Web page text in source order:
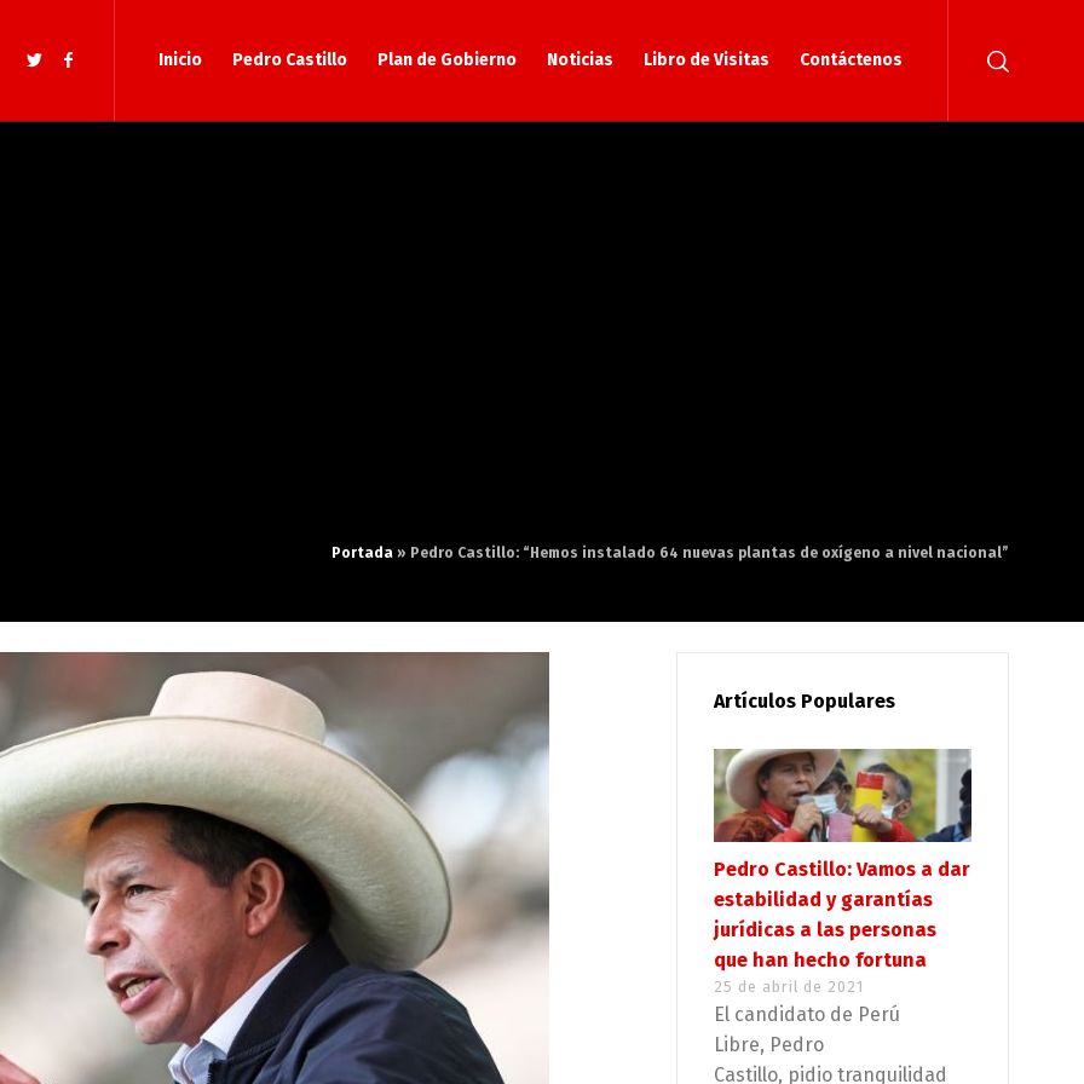
Inicio Pedro Castillo Plan de Gobierno Noticias Libro de Visitas Contáctenos
Portada » Pedro Castillo: “Hemos instalado 64 nuevas plantas de oxígeno a nivel nacional”
Artículos Populares
Pedro Castillo: Vamos a dar
estabilidad y garantías
jurídicas a las personas
que han hecho fortuna
25 de abril de 2021
El candidato de Perú
Libre, Pedro
Castillo, pidio tranquilidad